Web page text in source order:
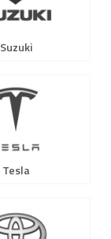
Suzuki
Tesla